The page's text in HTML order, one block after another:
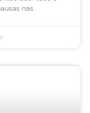
nas